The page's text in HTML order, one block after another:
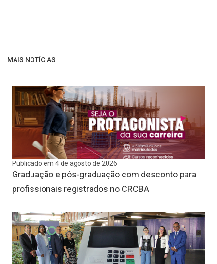
MAIS NOTÍCIAS
Publicado em 4 de agosto de 2026
Graduação e pós-graduação com desconto para
profissionais registrados no CRCBA